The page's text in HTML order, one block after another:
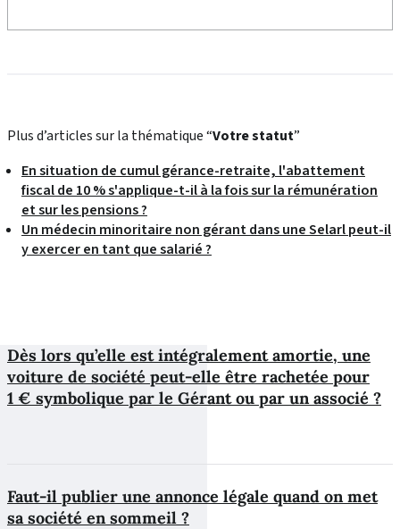
Plus d’articles sur la thématique “Votre statut”
En situation de cumul gérance-retraite, l'abattement
fiscal de 10 % s'applique-t-il à la fois sur la rémunération
et sur les pensions ?
Un médecin minoritaire non gérant dans une Selarl peut-il
y exercer en tant que salarié ?
Dès lors qu’elle est intégralement amortie, une
voiture de société peut-elle être rachetée pour
1 € symbolique par le Gérant ou par un associé ?
Faut-il publier une annonce légale quand on met
sa société en sommeil ?